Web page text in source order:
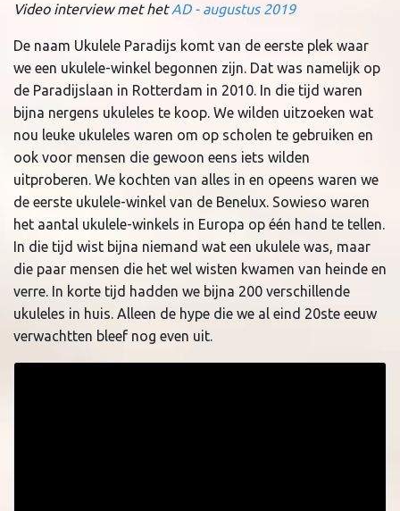
Video interview met hetAD - augustus 2019
De naam Ukulele Paradijs komt van de eerste plek waar
we een ukulele-winkel begonnen zijn. Dat was namelijk op
de Paradijslaan in Rotterdam in 2010. In die tijd waren
bijna nergens ukuleles te koop. We wilden uitzoeken wat
nou leuke ukuleles waren om op scholen te gebruiken en
ook voor mensen die gewoon eens iets wilden
uitproberen. We kochten van alles in en opeens waren we
de eerste ukulele-winkel van de Benelux. Sowieso waren
het aantal ukulele-winkels in Europa op één hand te tellen.
In die tijd wist bijna niemand wat een ukulele was, maar
die paar mensen die het wel wisten kwamen van heinde en
verre. In korte tijd hadden we bijna 200 verschillende
ukuleles in huis. Alleen de hype die we al eind 20ste eeuw
verwachtten bleef nog even uit.